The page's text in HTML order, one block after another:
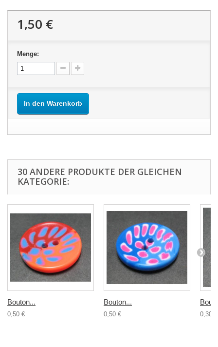
1,50 €
Menge:
In den Warenkorb
30 ANDERE PRODUKTE DER GLEICHEN
KATEGORIE:
Bouton...
0,50 €
Bouton...
0,50 € 0,30 €